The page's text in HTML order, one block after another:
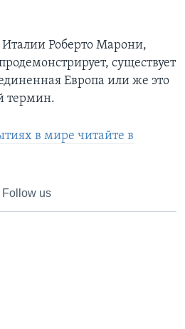
Роберто Марони,
существует
Европа или же это
термин.
в мире читайте в
Follow us